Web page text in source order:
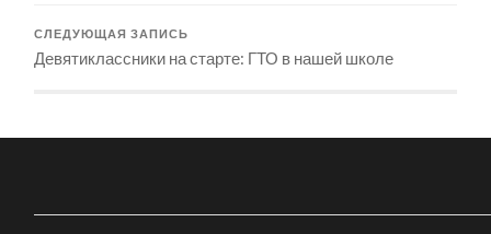
СЛЕДУЮЩАЯ ЗАПИСЬ
Девятиклассники на старте: ГТО в нашей школе